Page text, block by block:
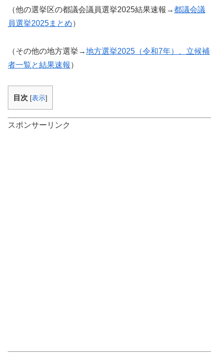
（他の選挙区の都議会議員選挙2025結果速報→都議会議
員選挙2025まとめ）
（その他の地方選挙→地方選挙2025（令和7年）、立候補
者一覧と結果速報 ）
目次 [表示]
スポンサーリンク